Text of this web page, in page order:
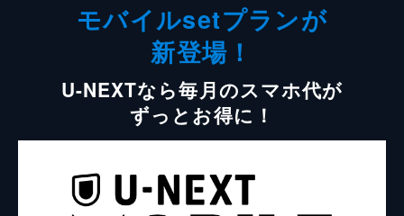
モバイルsetプランが
新登場！
U-NEXTなら毎月のスマホ代が
ずっとお得に！